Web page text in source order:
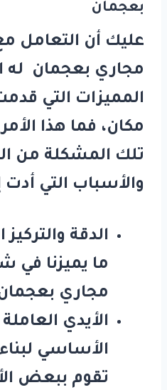
بعجمان
عليك أن التعامل
مجاري بعجمان له
المميزات التي
مكان، فما هذا
تلك المشكلة من
والأسباب التي أدت
الدقة
ما يميزنا في
مجاري
الأيدي
الأساسي
تقوم ببعض